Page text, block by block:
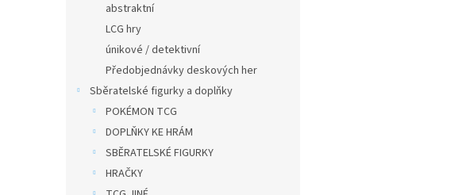
abstraktní
LCG hry
únikové / detektivní
Předobjednávky deskových her
Sběratelské figurky a doplňky
POKÉMON TCG
DOPLŇKY KE HRÁM
SBĚRATELSKÉ FIGURKY
HRAČKY